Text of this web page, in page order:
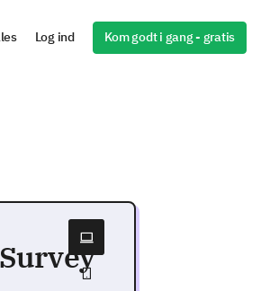
Log ind Kom godt i gang - gratis